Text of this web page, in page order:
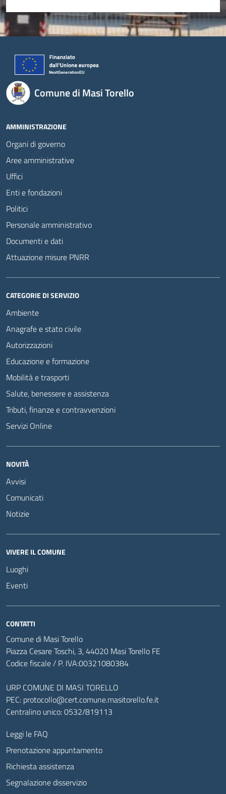
Comune di Masi Torello
AMMINISTRAZIONE
Organi di governo
Aree amministrative
Uffici
Enti e fondazioni
Politici
Personale amministrativo
Documenti e dati
Attuazione misure PNRR
CATEGORIE DI SERVIZIO
Ambiente
Anagrafe e stato civile
Autorizzazioni
Educazione e formazione
Mobilità e trasporti
Salute, benessere e assistenza
Tributi, finanze e contravvenzioni
Servizi Online
NOVITÀ
Avvisi
Comunicati
Notizie
VIVERE IL COMUNE
Luoghi
Eventi
CONTATTI
Comune di Masi Torello
Piazza Cesare Toschi, 3, 44020 Masi Torello FE
Codice fiscale / P. IVA:00321080384
URP COMUNE DI MASI TORELLO
PEC: protocollo@cert.comune.masitorello.fe.it
Centralino unico: 0532/819113
Leggi le FAQ
Prenotazione appuntamento
Richiesta assistenza
Segnalazione disservizio